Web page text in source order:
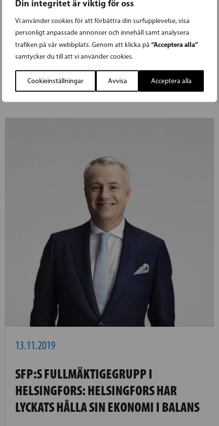
Din integritet är viktig för oss
Vi använder cookies för att förbättra din surfupplevelse, visa
personligt anpassade annonser och innehåll samt analysera
trafiken på vår webbplats. Genom att klicka på “Acceptera alla”
samtycker du till att vi använder cookies.
Cookieinställningar Avvisa Acceptera alla
högskolestuderandenas måltidsstöd.
Norrback vill veta vad regeringen kommer att
göra för att statliga medel som är avsedda för
högskolestuderandens måltidsstöd inte
LÄS FÖREGÅENDE ARTIKEL
13.11.2019
SFP:S FULLMÄKTIGEGRUPP I
HELSINGFORS: HELSINGFORS HAR
LYCKATS HÅLLA SIN EKONOMI I BALANS